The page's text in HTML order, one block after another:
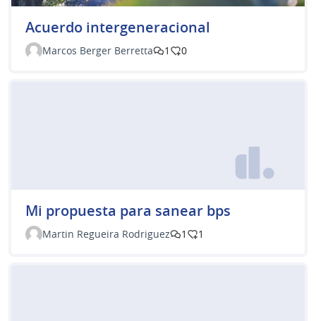
Acuerdo intergeneracional
Marcos Berger Berretta 1 0
Mi propuesta para sanear bps
Martin Regueira Rodriguez 1 1